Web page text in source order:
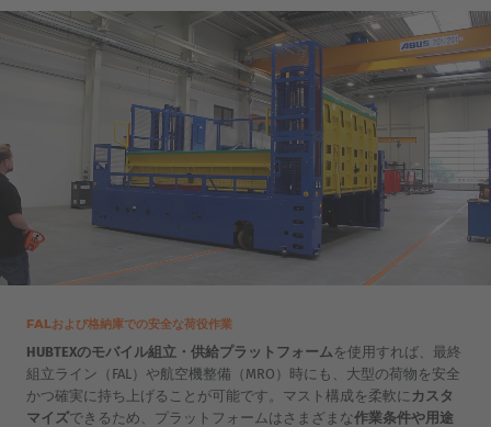
FALおよび格納庫での安全な荷役作業
HUBTEXのモバイル組立・供給プラットフォームを使用すれば、最終
組立ライン（FAL）や航空機整備（MRO）時にも、大型の荷物を安全
かつ確実に持ち上げることが可能です。マスト構成を柔軟に カスタ
マイズできるため、プラットフォームはさまざまな作業条件や用途